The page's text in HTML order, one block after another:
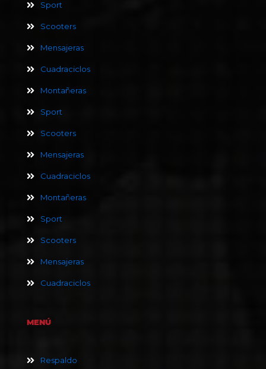
Sport
Scooters
Mensajeras
Cuadraciclos
Montañeras
Sport
Scooters
Mensajeras
Cuadraciclos
Montañeras
Sport
Scooters
Mensajeras
Cuadraciclos
MENÚ
Respaldo